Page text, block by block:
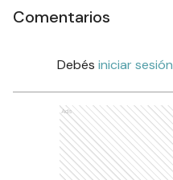
Comentarios
Debés iniciar sesión
Ads